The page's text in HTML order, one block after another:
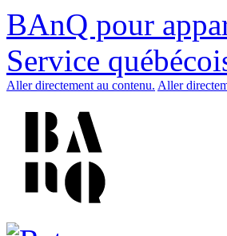
BAnQ pour
Service
Aller directement au contenu. Aller